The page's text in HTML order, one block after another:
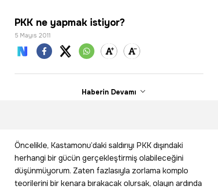
PKK ne yapmak istiyor?
5 Mayıs 2011
Haberin Devamı
Öncelikle, Kastamonu’daki saldırıyı PKK dışındaki
herhangi bir gücün gerçekleştirmiş olabileceğini
düşünmüyorum. Zaten fazlasıyla zorlama komplo
teorilerini bir kenara bırakacak olursak, olayın ardında